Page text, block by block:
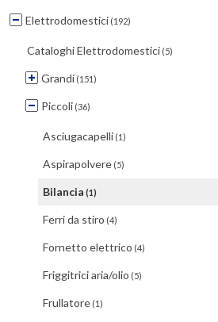
Elettrodomestici(192)
Cataloghi Elettrodomestici(5)
Grandi(151)
Piccoli(36)
Asciugacapelli(1)
Aspirapolvere(5)
Bilancia (1)
Ferri da stiro (4)
Fornetto elettrico (4)
Friggitrici aria/olio (5)
Frullatore(1)